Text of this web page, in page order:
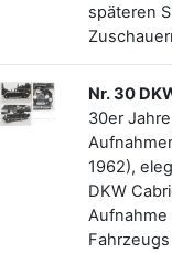
späteren
Nr. 30
30er
1962),
DKW
Aufnahme